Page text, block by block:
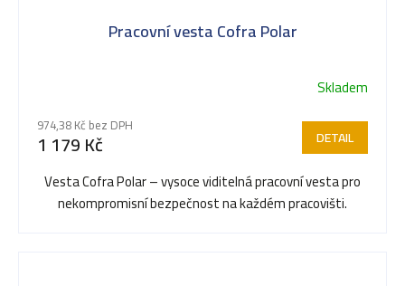
Pracovní vesta Cofra Polar
Skladem
974,38 Kč bez DPH
1 179 Kč DETAIL
Vesta Cofra Polar – vysoce viditelná pracovní vesta pro
nekompromisní bezpečnost na každém pracovišti.